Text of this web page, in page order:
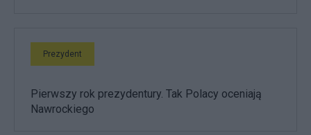
Prezydent
Pierwszy rok prezydentury. Tak Polacy oceniają
Nawrockiego